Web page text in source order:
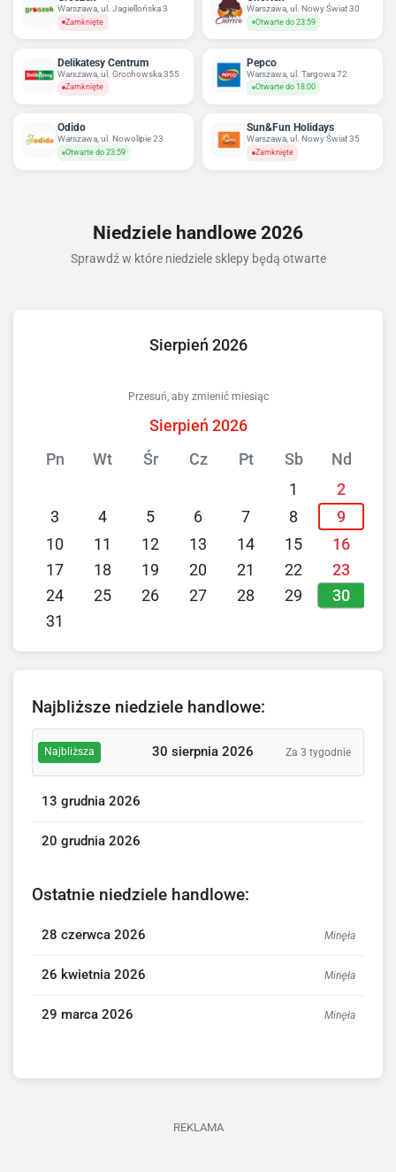
Warszawa, ul. Jagiellońska 3
Zamknięte
Warszawa, ul. Nowy Świat 30
Otwarte do 23:59
Delikatesy Centrum
Warszawa, ul. Grochowska 355
Zamknięte
Pepco
Warszawa, ul. Targowa 72
Otwarte do 18:00
Odido
Warszawa, ul. Nowolipie 23
Otwarte do 23:59
Sun&Fun Holidays
Warszawa, ul. Nowy Świat 35
Zamknięte
Niedziele handlowe 2026
Sprawdź w które niedziele sklepy będą otwarte
Sierpień 2026
Przesuń, aby zmienić miesiąc
Sierpień 2026
Pn
Wt Śr Cz Pt Sb
Nd
1
2
3
4 5 6 7 8
9
10
11 12 13 14 15
16
17
18 19 20 21 22
23
24
25 26 27 28 29 30
31
Najbliższe niedziele handlowe:
Najbliższa 30 sierpnia 2026 Za 3 tygodnie
13 grudnia 2026
20 grudnia 2026
Ostatnie niedziele handlowe:
28 czerwca 2026 Minęła
26 kwietnia 2026 Minęła
29 marca 2026 Minęła
REKLAMA